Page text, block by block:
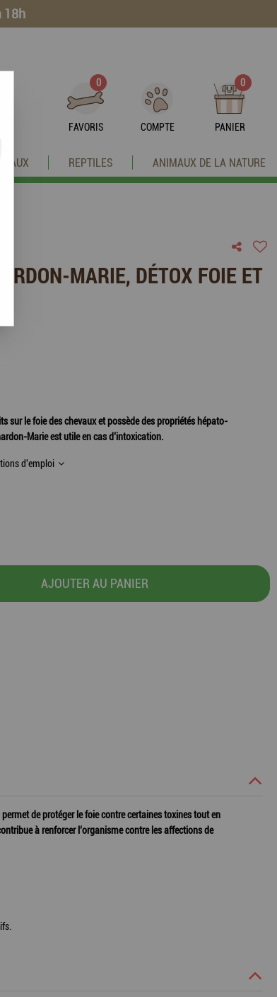
18h
0
FAVORIS COMPTE
0
PANIER
REPTILES ANIMAUX DE LA NATURE
MARIE, DÉTOX FOIE ET
sur le foie des chevaux et possède des propriétés hépato-
Marie est utile en cas d’intoxication.
d'emploi
AJOUTER AU PANIER
de protéger le foie contre certaines toxines tout en
à renforcer l’organisme contre les affections de